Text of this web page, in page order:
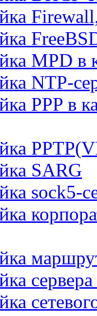
MPD в
NTP-
PPP в
SARG
sock5-